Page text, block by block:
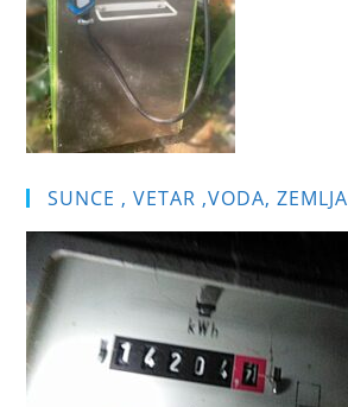
SUNCE , VETAR ,VODA, ZEMLJA